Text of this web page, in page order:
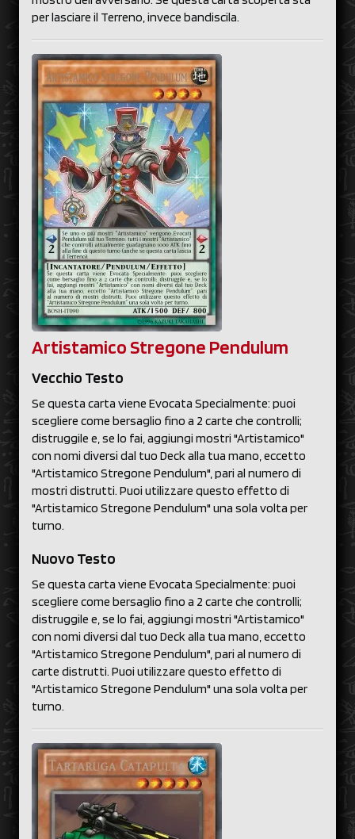
per lasciare il Terreno, invece bandiscila.
Artistamico Stregone Pendulum
Vecchio Testo
Se questa carta viene Evocata Specialmente: puoi
scegliere come bersaglio fino a 2 carte che controlli;
distruggile e, se lo fai, aggiungi mostri "Artistamico"
con nomi diversi dal tuo Deck alla tua mano, eccetto
"Artistamico Stregone Pendulum", pari al numero di
mostri distrutti. Puoi utilizzare questo effetto di
"Artistamico Stregone Pendulum" una sola volta per
turno.
Nuovo Testo
Se questa carta viene Evocata Specialmente: puoi
scegliere come bersaglio fino a 2 carte che controlli;
distruggile e, se lo fai, aggiungi mostri "Artistamico"
con nomi diversi dal tuo Deck alla tua mano, eccetto
"Artistamico Stregone Pendulum", pari al numero di
carte distrutti. Puoi utilizzare questo effetto di
"Artistamico Stregone Pendulum" una sola volta per
turno.